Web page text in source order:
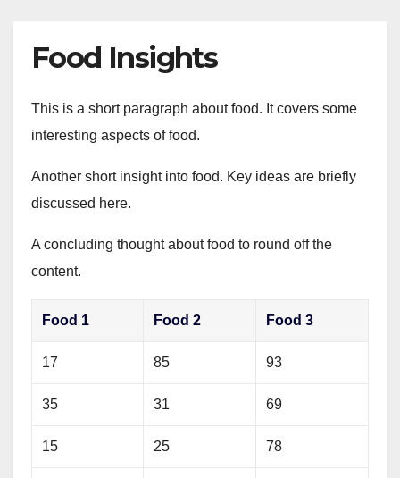
Food Insights
This is a short paragraph about food. It covers some
interesting aspects of food.
Another short insight into food. Key ideas are briefly
discussed here.
A concluding thought about food to round off the
content.
Food 1 Food 2 Food 3
17 85 93
35 31 69
15 25 78